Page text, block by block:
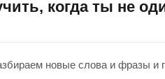
когда ты не
новые слова и фразы и